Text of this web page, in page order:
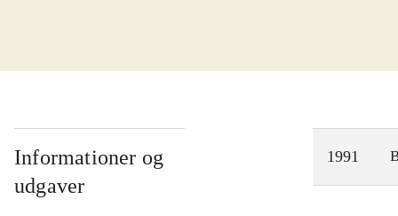
Informationer og
udgaver
1991